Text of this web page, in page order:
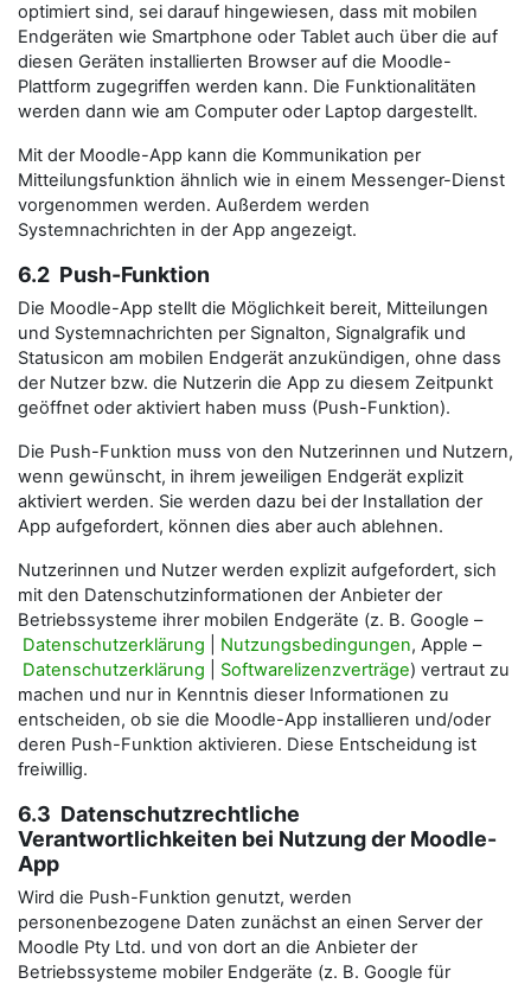
optimiert sind, sei darauf hingewiesen, dass mit mobilen
Endgeräten wie Smartphone oder Tablet auch über die auf
diesen Geräten installierten Browser auf die Moodle-
Plattform zugegriffen werden kann. Die Funktionalitäten
werden dann wie am Computer oder Laptop dargestellt.
Mit der Moodle-App kann die Kommunikation per
Mitteilungsfunktion ähnlich wie in einem Messenger-Dienst
vorgenommen werden. Außerdem werden
Systemnachrichten in der App angezeigt.
6.2 Push-Funktion
Die Moodle-App stellt die Möglichkeit bereit, Mitteilungen
und Systemnachrichten per Signalton, Signalgrafik und
Statusicon am mobilen Endgerät anzukündigen, ohne dass
der Nutzer bzw. die Nutzerin die App zu diesem Zeitpunkt
geöffnet oder aktiviert haben muss (Push-Funktion).
Die Push-Funktion muss von den Nutzerinnen und Nutzern,
wenn gewünscht, in ihrem jeweiligen Endgerät explizit
aktiviert werden. Sie werden dazu bei der Installation der
App aufgefordert, können dies aber auch ablehnen.
Nutzerinnen und Nutzer werden explizit aufgefordert, sich
mit den Datenschutzinformationen der Anbieter der
Betriebssysteme ihrer mobilen Endgeräte (z. B. Google –
Datenschutzerklärung
Nutzungsbedingungen, Apple –
Datenschutzerklärung
Softwarelizenzverträge) vertraut zu
machen und nur in Kenntnis dieser Informationen zu
entscheiden, ob sie die Moodle-App installieren und/oder
deren Push-Funktion aktivieren. Diese Entscheidung ist
freiwillig.
6.3 Datenschutzrechtliche
Verantwortlichkeiten bei Nutzung der Moodle-
App
Wird die Push-Funktion genutzt, werden
personenbezogene Daten zunächst an einen Server der
Moodle Pty Ltd. und von dort an die Anbieter der
Betriebssysteme mobiler Endgeräte (z. B. Google für